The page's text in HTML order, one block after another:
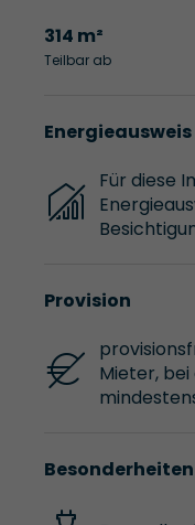
314 m²
Teilbar ab
Energieausweis
Für diese
Provision
Mieter,
Besonderheiten